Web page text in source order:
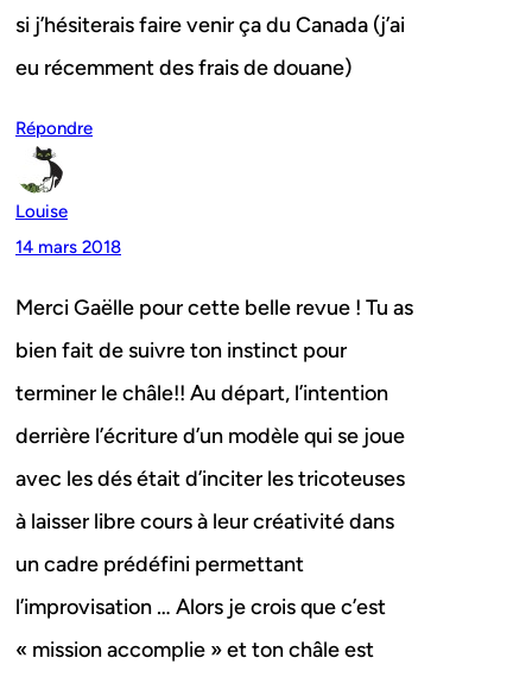
si j’hésiterais faire venir ça du Canada (j’ai
eu récemment des frais de douane)
Répondre
Louise
14 mars 2018
Merci Gaëlle pour cette belle revue ! Tu as
bien fait de suivre ton instinct pour
terminer le châle!! Au départ, l’intention
derrière l’écriture d’un modèle qui se joue
avec les dés était d’inciter les tricoteuses
à laisser libre cours à leur créativité dans
un cadre prédéfini permettant
l’improvisation … Alors je crois que c’est
« mission accomplie » et ton châle est